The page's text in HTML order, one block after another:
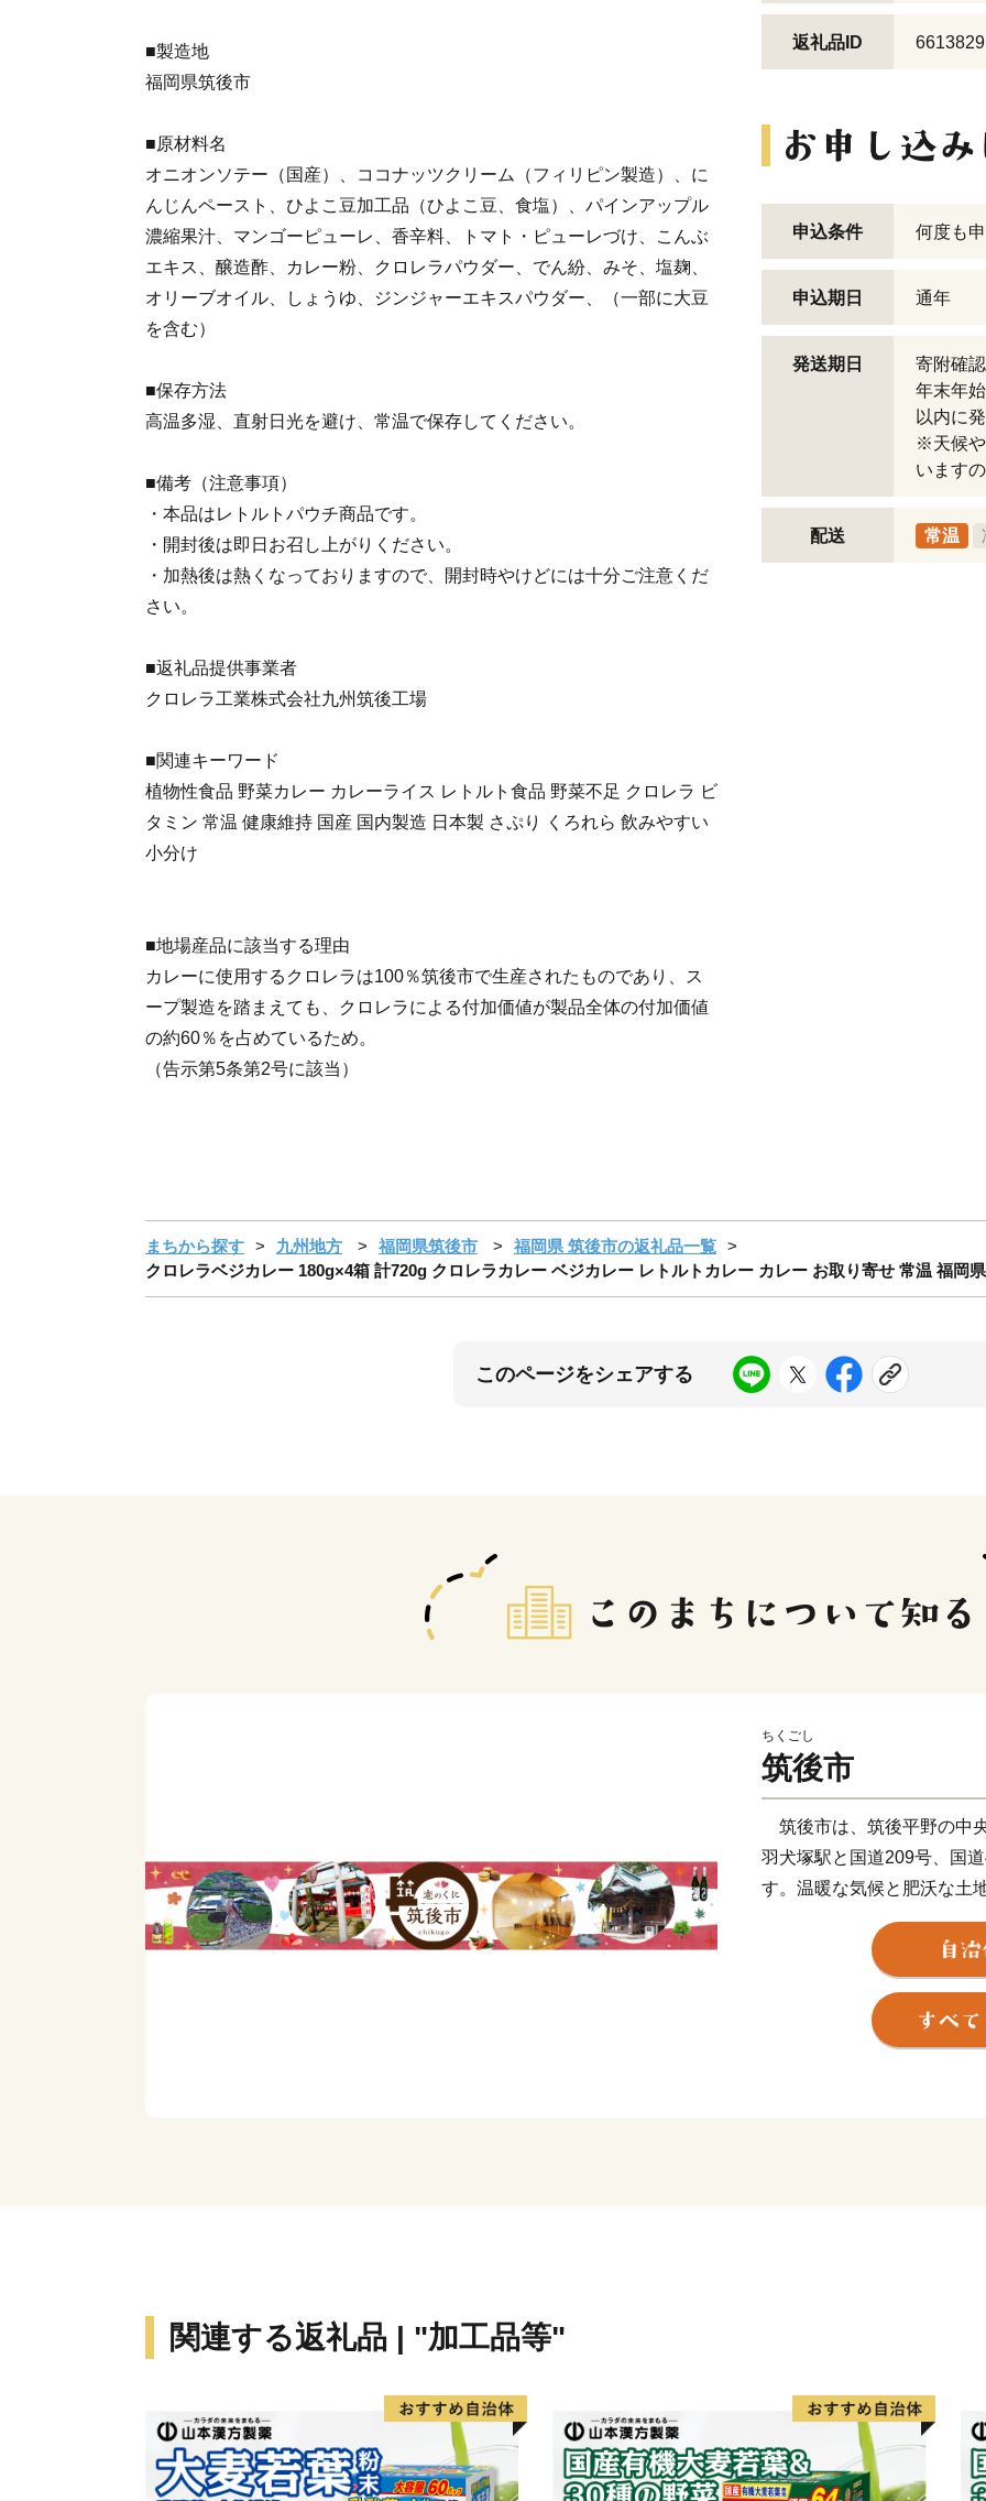
■製造地
福岡県筑後市
■原材料名
オニオンソテー（国産）、ココナッツクリーム（フィリピン製造）、に
んじんペースト、ひよこ豆加工品（ひよこ豆、食塩）、パインアップル
濃縮果汁、マンゴーピューレ、香辛料、トマト・ピューレづけ、こんぶ
エキス、醸造酢、カレー粉、クロレラパウダー、でん紛、みそ、塩麹、
オリーブオイル、しょうゆ、ジンジャーエキスパウダー、（一部に大豆
を含む）
■保存方法
高温多湿、直射日光を避け、常温で保存してください。
■備考（注意事項）
・本品はレトルトパウチ商品です。
・開封後は即日お召し上がりください。
・加熱後は熱くなっておりますので、開封時やけどには十分ご注意くだ
さい。
■返礼品提供事業者
クロレラ工業株式会社九州筑後工場
■関連キーワード
植物性食品 野菜カレー カレーライス レトルト食品 野菜不足 クロレラ ビ
タミン 常温 健康維持 国産 国内製造 日本製 さぷり くろれら 飲みやすい
小分け
■地場産品に該当する理由
カレーに使用するクロレラは100％筑後市で生産されたものであり、ス
ープ製造を踏まえても、クロレラによる付加価値が製品全体の付加価値
の約60％を占めているため。
（告示第5条第2号に該当）
返礼品ID 6613829
申込条件 何度も
申込期日 通年
発送期日
寄附確
年末年
以内に
※天候や
います
配送 常温
まちから探す 九州地方 福岡県筑後市
福岡県 筑後市の返礼品一覧
クロレラベジカレー 180g×4箱 計720g クロレラカレー ベジカレー レトルトカレー カレー お取り寄せ 常温 福岡
このページをシェアする
ちくごし
筑後市
筑後市は、筑後平野の中
羽犬塚駅と国道209号、国
す。温暖な気候と肥沃な土
米・麦・イグサ・ナシ・
に行われてきました。ま
も力を入れ、たくさんの製
平成28年には九州新幹線
ホークスファーム本拠地
関連する返礼品 | "加工品等"